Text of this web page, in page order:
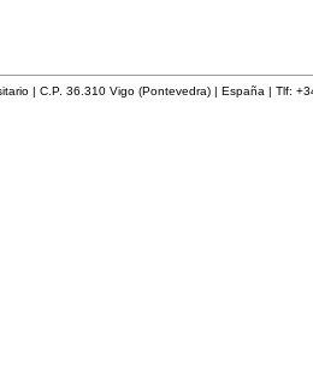
| C.P. 36.310 Vigo (Pontevedra) | España | Tlf: